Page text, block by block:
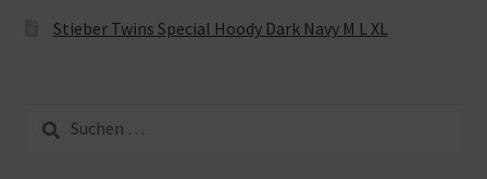
Stieber Twins Special Hoody Dark Navy M L XL
Suche
nach: